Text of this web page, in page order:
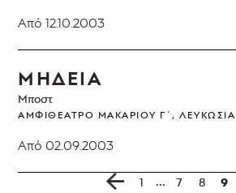
Από 12.10.2003
ΜΗΔΕΙΑ
Μποστ
ΑΜΦΙΘΈΑΤΡΟ ΜΑΚΑΡΊΟΥ Γ΄, ΛΕΥΚΩΣΊΑ
Από 02.09.2003
1 ... 7 8 9